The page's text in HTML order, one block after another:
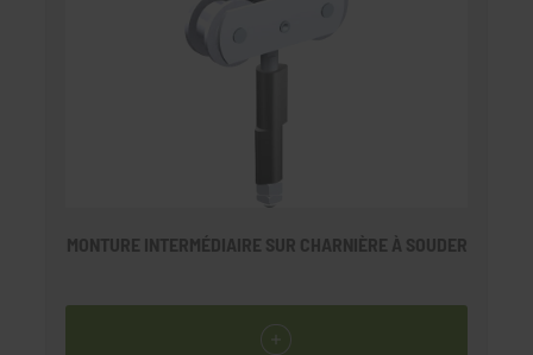
MONTURE INTERMÉDIAIRE SUR CHARNIÈRE À SOUDER